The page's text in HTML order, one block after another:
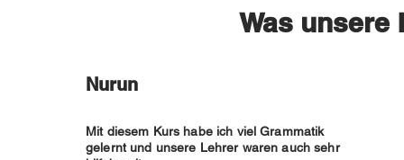
Was unsere
Nurun
Mit diesem Kurs habe ich viel Grammatik
gelernt und unsere Lehrer waren auch sehr